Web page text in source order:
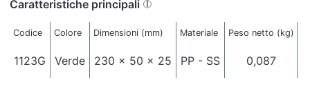
Caratteristiche principali
Codice Colore Dimensioni (mm) Materiale Peso netto (kg)
1123G Verde 230 x 50 x 25 PP - SS 0,087